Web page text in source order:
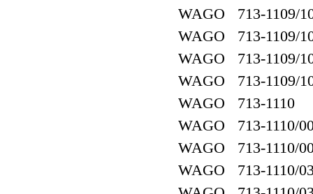
WAGO 713-1109/
WAGO 713-1109/
WAGO 713-1109/
WAGO 713-1109/
WAGO 713-1110
WAGO 713-1110/
WAGO 713-1110/
WAGO 713-1110/